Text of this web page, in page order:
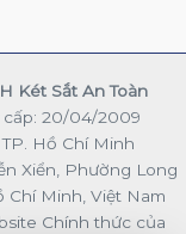
Két Sắt An Toàn
cấp: 20/04/2009
Hồ Chí Minh
Xiển, Phường Long
Chí Minh, Việt Nam
Chính thức của